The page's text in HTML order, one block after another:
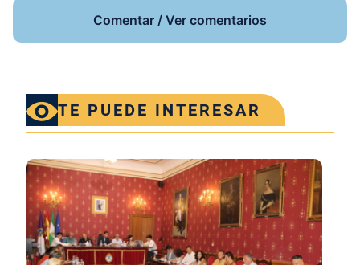
Comentar / Ver comentarios
TE PUEDE INTERESAR